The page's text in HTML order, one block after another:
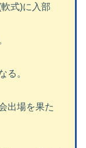
式)に入部
る。
出場を果た